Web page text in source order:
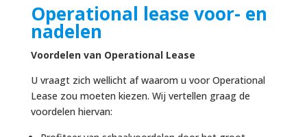
Operational lease voor- en
nadelen
Voordelen van Operational Lease
U vraagt zich wellicht af waarom u voor Operational
Lease zou moeten kiezen. Wij vertellen graag de
voordelen hiervan: